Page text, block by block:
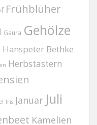
Frühblüher
Gaura Gehölze
Hanspeter Bethke
Herbstastern
Iris Januar Juli
Kamelien